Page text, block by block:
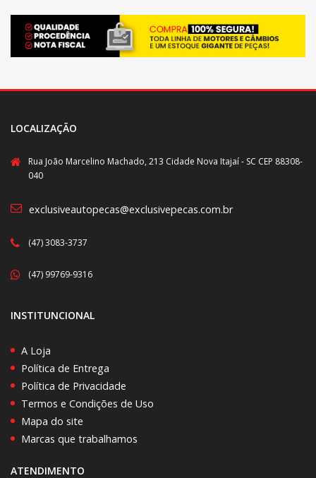
LOCALIZAÇÃO
Rua João Marcelino Machado, 213 Cidade Nova Itajaí - SC CEP 88308-
040
exclusiveautopecas@exclusivepecas.com.br
(47) 3083-3737
(47) 99769-9316
INSTITUNCIONAL
A Loja
Política de Entrega
Política de Privacidade
Termos e Condições de Uso
Mapa do site
Marcas que trabalhamos
ATENDIMENTO